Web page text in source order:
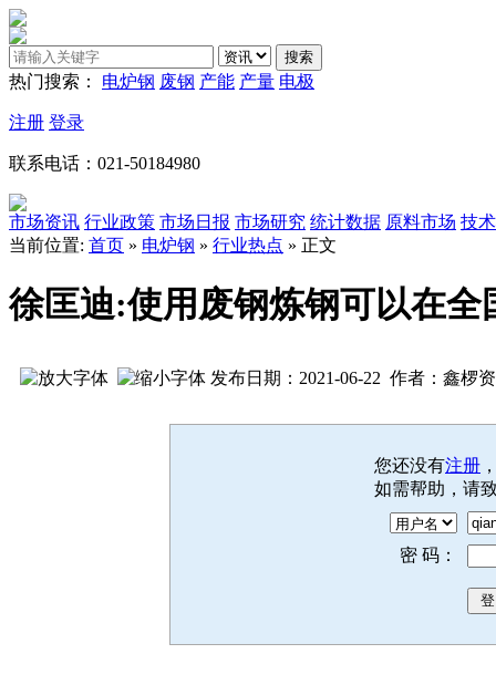
热门搜索： 电炉钢 废钢 产能 产量 电极
注册 登录
联系电话：021-50184980
市场资讯 行业政策 市场日报 市场研究 统计数据 原料市场 技
当前位置: 首页 » 电炉钢 » 行业热点 » 正文
徐匡迪:使用废钢炼钢可以在全
发布日期：2021-06-22 作者：鑫椤
您还没有注册
如需帮助，请
密 码：